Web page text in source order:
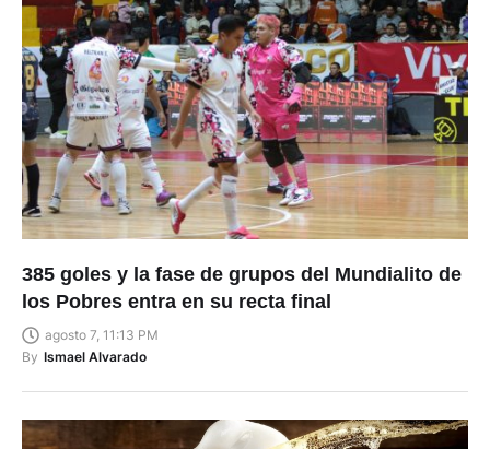
385 goles y la fase de grupos del Mundialito de
los Pobres entra en su recta final
agosto 7, 11:13 PM
By Ismael Alvarado